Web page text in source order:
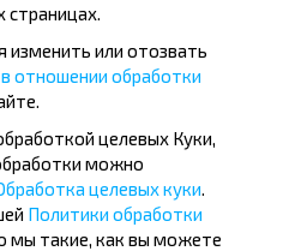
Купить
Купить
или отозвать
отношении обработки
целевых Куки,
можно
целевых куки
Политики обработки
мы такие, как вы можете